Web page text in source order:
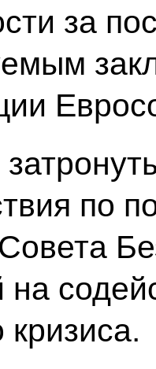
за
по
на
кризиса.